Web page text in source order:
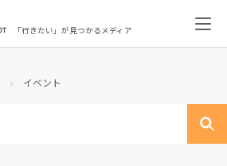
「行きたい」が見つかるメディア
イベント